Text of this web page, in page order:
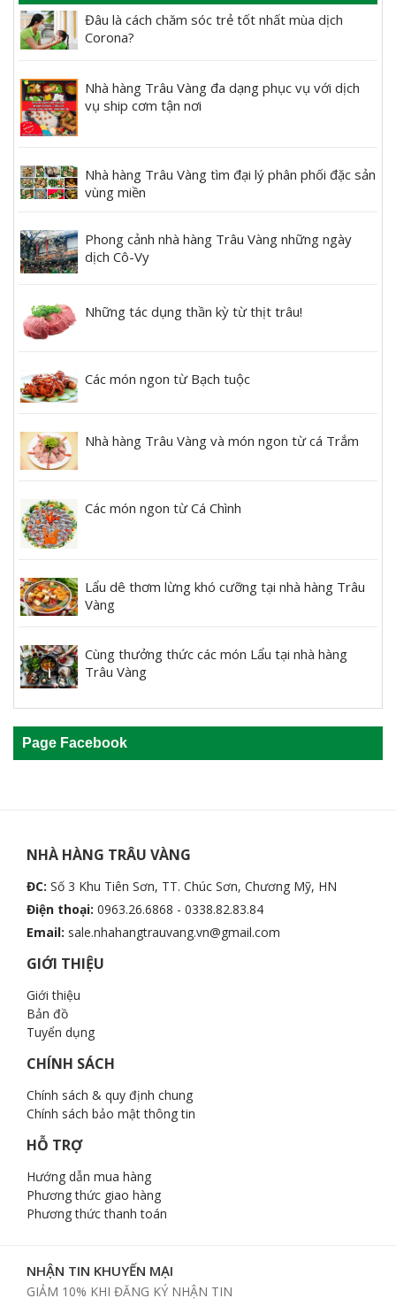
Đâu là cách chăm sóc trẻ tốt nhất mùa dịch
Corona?
Nhà hàng Trâu Vàng đa dạng phục vụ với dịch
vụ ship cơm tận nơi
Nhà hàng Trâu Vàng tìm đại lý phân phối đặc sản
vùng miền
Phong cảnh nhà hàng Trâu Vàng những ngày
dịch Cô-Vy
Những tác dụng thần kỳ từ thịt trâu!
Các món ngon từ Bạch tuộc
Nhà hàng Trâu Vàng và món ngon từ cá Trắm
Các món ngon từ Cá Chình
Lẩu dê thơm lừng khó cưỡng tại nhà hàng Trâu
Vàng
Cùng thưởng thức các món Lẩu tại nhà hàng
Trâu Vàng
Page Facebook
NHÀ HÀNG TRÂU VÀNG
ĐC: Số 3 Khu Tiên Sơn, TT. Chúc Sơn, Chương Mỹ, HN
Điện thoại: 0963.26.6868 - 0338.82.83.84
Email: sale.nhahangtrauvang.vn@gmail.com
GIỚI THIỆU
Giới thiệu
Bản đồ
Tuyển dụng
CHÍNH SÁCH
Chính sách & quy định chung
Chính sách bảo mật thông tin
HỖ TRỢ
Hướng dẫn mua hàng
Phương thức giao hàng
Phương thức thanh toán
NHẬN TIN KHUYẾN MẠI
GIẢM 10% KHI ĐĂNG KÝ NHẬN TIN